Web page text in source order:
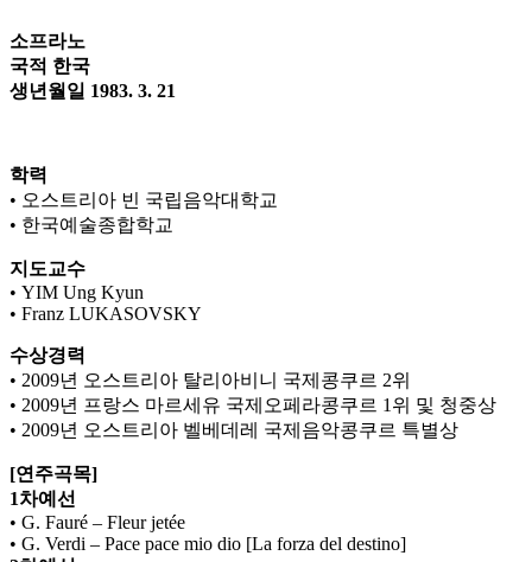
소프라노
국적 한국
생년월일 1983. 3. 21
학력
• 오스트리아 빈 국립음악대학교
• 한국예술종합학교
지도교수
• YIM Ung Kyun
• Franz LUKASOVSKY
수상경력
• 2009년 오스트리아 탈리아비니 국제콩쿠르 2위
• 2009년 프랑스 마르세유 국제오페라콩쿠르 1위 및 청중상
• 2009년 오스트리아 벨베데레 국제음악콩쿠르 특별상
[연주곡목]
1차예선
• G. Fauré – Fleur jetée
• G. Verdi – Pace pace mio dio [La forza del destino]